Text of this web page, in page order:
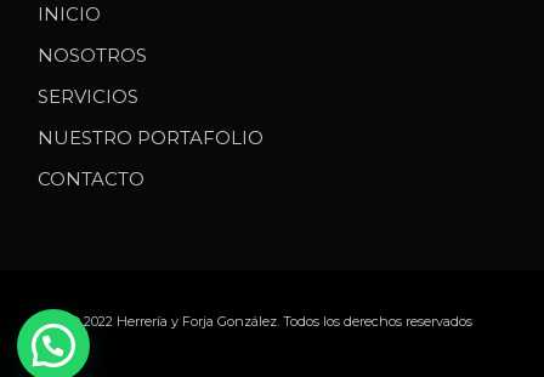
INICIO
NOSOTROS
SERVICIOS
NUESTRO PORTAFOLIO
CONTACTO
© 2022 Herrería y Forja González . Todos los derechos reservados